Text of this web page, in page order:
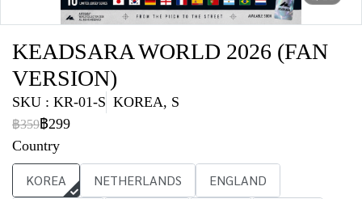
KEADSARA WORLD 2026 (FAN
VERSION)
SKU : KR-01-S KOREA, S
฿359฿299
Country
KOREA NETHERLANDS
ENGLAND